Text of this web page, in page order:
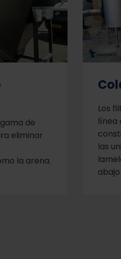
de
eliminar
la arena.
Los
línea
las